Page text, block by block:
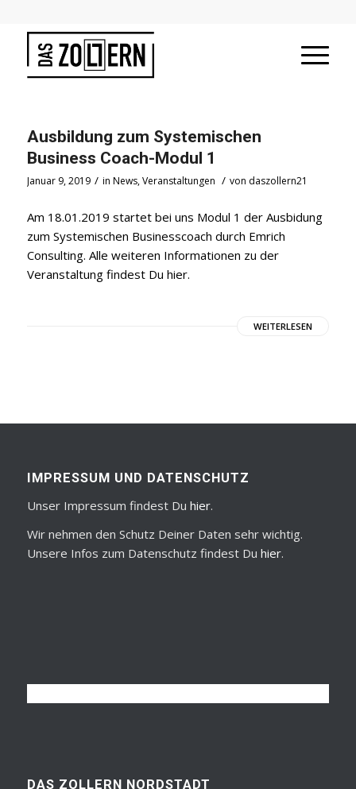
Ausbildung zum Systemischen
Business Coach-Modul 1
Januar 9, 2019 / in News,Veranstaltungen / von daszollern21
Am 18.01.2019 startet bei uns Modul 1 der Ausbidung
zum Systemischen Businesscoach durch Emrich
Consulting. Alle weiteren Informationen zu der
Veranstaltung findest Du hier.
WEITERLESEN
IMPRESSUM UND DATENSCHUTZ
Unser Impressum findest Du hier.
Wir nehmen den Schutz Deiner Daten sehr wichtig.
Unsere Infos zum Datenschutz findest Du hier.
DAS ZOLLERN NORDSTADT